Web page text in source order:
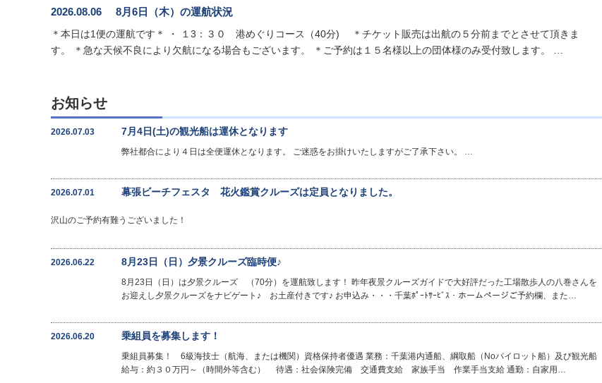
2026.08.06 8月6日（木）の運航状況
＊本日は1便の運航です＊ ・ １3：３０ 港めぐりコース（40分) ＊チケット販売は出航の５分前までとさせて頂きま
す。 ＊急な天候不良により欠航になる場合もございます。 ＊ご予約は１５名様以上の団体様のみ受付致します。 …
お知らせ
2026.07.03 7月4日(土)の観光船は運休となります
弊社都合により４日は全便運休となります。 ご迷惑をお掛けいたしますがご了承下さい。 …
2026.07.01 幕張ビーチフェスタ 花火鑑賞クルーズは定員となりました。
沢山のご予約有難うございました！
2026.06.22 8月23日（日）夕景クルーズ臨時便♪
8月23日（日）は夕景クルーズ （70分）を運航致します！ 昨年夜景クルーズガイドで大好評だった工場散歩人の八巻さんを
お迎えし夕景クルーズをナビゲート♪ お土産付きです♪ お申込み・・・千葉ﾎﾟｰﾄｻｰﾋﾞｽ・ホームページご予約欄、また…
2026.06.20 乗組員を募集します！
乗組員募集！ 6級海技士（航海、または機関）資格保持者優遇 業務：千葉港内通船、綱取船（Noパイロット船）及び観光船
給与：約３０万円～（時間外等含む） 待遇：社会保険完備 交通費支給 家族手当 作業手当支給 通勤：自家用…